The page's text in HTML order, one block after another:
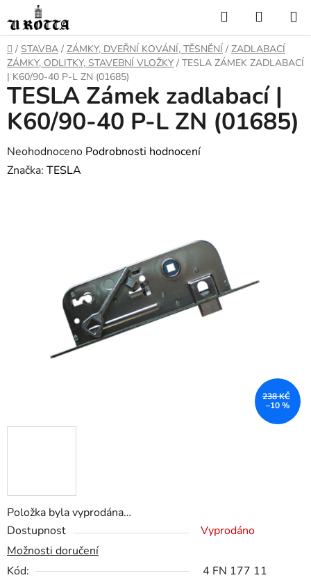
na
obsah
Hledat
KOŠÍK
DOMŮ
/ STAVBA / ZÁMKY, DVEŘNÍ KOVÁNÍ, TĚSNĚNÍ / ZADLABACÍ
ZÁMKY, ODLITKY, STAVEBNÍ VLOŽKY / TESLA ZÁMEK ZADLABACÍ
| K60/90-40 P-L ZN (01685)
Položka byla vyprodána…
Dostupnost
Vyprodáno
Možnosti doručení
Kód:
4 FN 177 11
TESLA Zámek zadlabací |
K60/90-40 P-L ZN (01685)
Průměrné
hodnocení
Neohodnoceno Podrobnosti hodnocení
Značka: TESLA
238 KČ
–10 %